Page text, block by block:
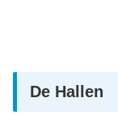
De Hallen